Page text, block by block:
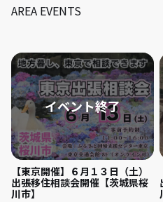
AREA EVENTS
【東京開催】６月１３日（土）
出張移住相談会開催【茨城県桜
川市】